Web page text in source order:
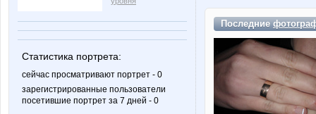
Статистика портрета:
сейчас просматривают портрет - 0
зарегистрированные пользователи
посетившие портрет за 7 дней - 0
Последние